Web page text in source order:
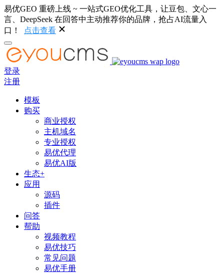
易优GEO 重磅上线 ~ 一站式GEO优化工具，让豆包、文心一
言、DeepSeek 在回答中主动推荐你的品牌，抢占AI流量入
口！
点击查看
登录
注册
模板
购买
商业授权
主机域名
专业授权
易优代理
易优AI版
生态+
应用
源码
插件
问答
帮助
视频教程
易优技巧
常见问题
易优手册